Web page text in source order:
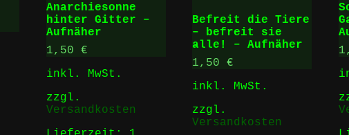
Anarchiesonne
hinter Gitter –
Aufnäher
1,50 €
inkl. MwSt.
zzgl.
Versandkosten
Befreit die Tiere
– befreit sie
alle! – Aufnäher
1,50€
inkl. MwSt.
zzgl.
Versandkosten